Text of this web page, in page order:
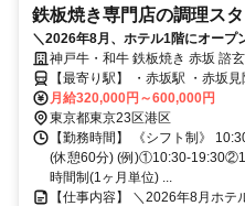
鉄板焼き専門店の調理ス
＼2026年8月、ホテル1階にオープ
OK⭐完全週休2日制⭐客単価1万円
神戸牛・和牛 鉄板焼き 赤坂 諮
【最寄り駅】 ・赤坂駅 ・赤坂
月給320,000円～600,000円
東京都東京23区港区
【勤務時間】 《シフト制》
(休憩60分) (例)①10:30-
時間制(1ヶ月単位) ...
【仕事内容】 ＼2026年8月ホ